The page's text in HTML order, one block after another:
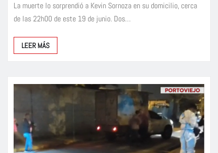
La muerte lo sorprendió a Kevin Sornoza en su domicilio, cerca
de las 22h00 de este 19 de junio. Dos…
LEER MÁS